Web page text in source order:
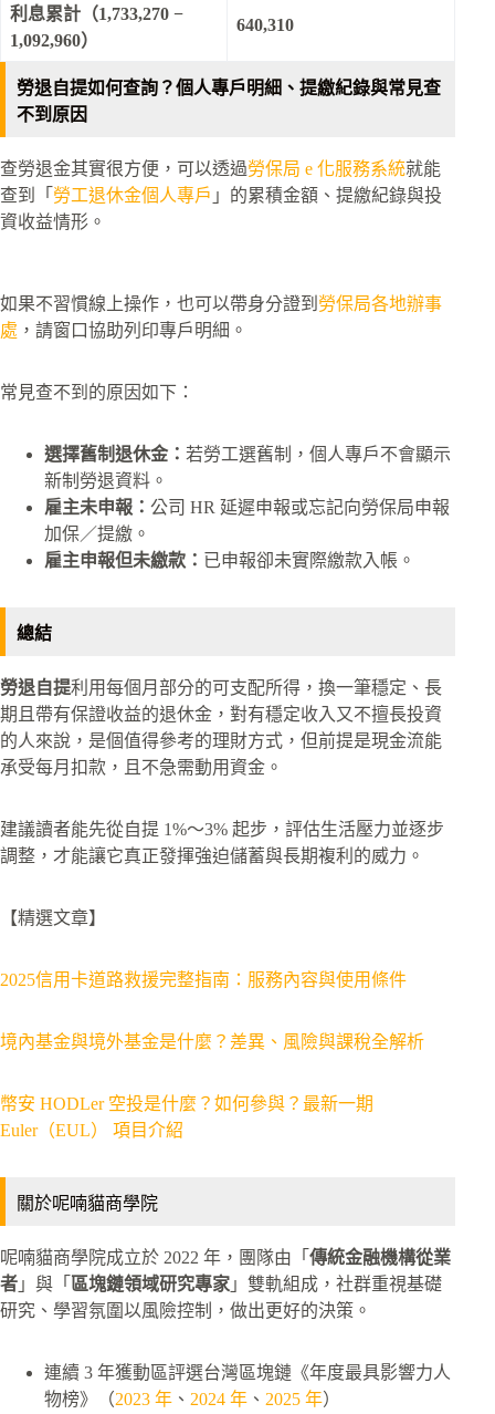
利息累計（1,733,270 −
1,092,960）
640,310
勞退自提如何查詢？個人專戶明細、提繳紀錄與常見查
不到原因
查勞退金其實很方便，可以透過勞保局 e 化服務系統就能
查到「 勞工退休金個人專戶 」的累積金額、提繳紀錄與投
資收益情形。​
如果不習慣線上操作，也可以帶身分證到 勞保局各地辦事
處 ，請窗口協助列印專戶明細。​
常見查不到的原因如下：
選擇舊制退休金： 若勞工選舊制，個人專戶不會顯示
新制勞退資料。​
雇主未申報： 公司 HR 延遲申報或忘記向勞保局申報
加保／提繳。​
雇主申報但未繳款： 已申報卻未實際繳款入帳。​
總結
勞退自提利用每個月部分的可支配所得，換一筆穩定、長
期且帶有保證收益的退休金，對有穩定收入又不擅長投資
的人來說，是個值得參考的理財方式，​但前提是現金流能
承受每月扣款，且不急需動用資金。
建議讀者能先從自提 1%～3% 起步，評估生活壓力並逐步
調整，才能讓它真正發揮強迫儲蓄與長期複利的威力。​
【精選文章】
2025信用卡道路救援完整指南：服務內容與使用條件
境內基金與境外基金是什麼？差異、風險與課稅全解析
幣安 HODLer 空投是什麼？如何參與？最新一期
Euler（EUL） 項目介紹
關於呢喃貓商學院
呢喃貓商學院成立於 2022 年，團隊由「 傳統金融機構從業
者 」與「 區塊鏈領域研究專家 」雙軌組成，社群重視基礎
研究、學習氛圍以風險控制，做出更好的決策。
連續 3 年獲動區評選台灣區塊鏈《年度最具影響力人
物榜》（2023 年 、 2024 年 、 2025 年）